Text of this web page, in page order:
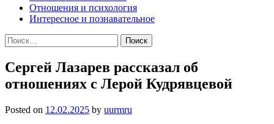
Отношения и психология
Интересное и познавательное
Найти:
Сергей Лазарев рассказал об
отношениях с Лерой Кудрявцевой
Posted on 12.02.2025 by uurmru